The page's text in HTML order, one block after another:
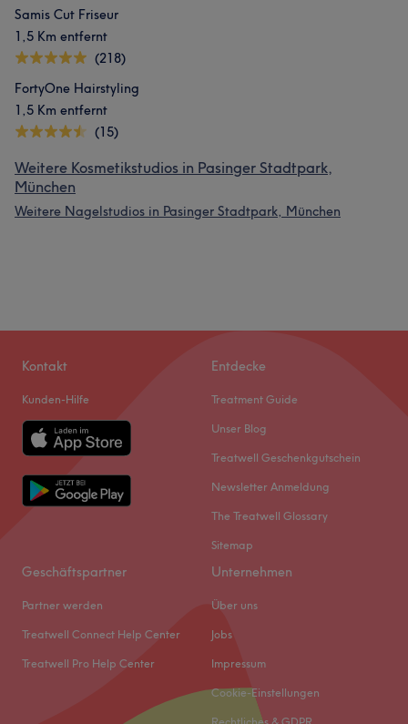
Samis Cut Friseur
1,5 Km entfernt
(218)
FortyOne Hairstyling
1,5 Km entfernt
(15)
Weitere Kosmetikstudios in Pasinger Stadtpark,
München
Weitere Nagelstudios in Pasinger Stadtpark, München
Kontakt
Kunden-Hilfe
Entdecke
Treatment Guide
Unser Blog
Treatwell Geschenkgutschein
Newsletter Anmeldung
The Treatwell Glossary
Sitemap
Geschäftspartner
Partner werden
Treatwell Connect Help Center
Treatwell Pro Help Center
Unternehmen
Über uns
Jobs
Impressum
Cookie-Einstellungen